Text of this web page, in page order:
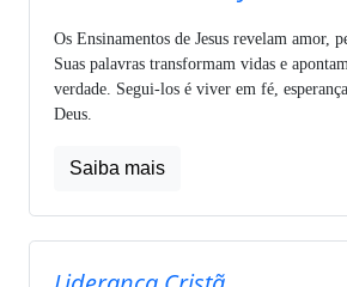
Os Ensinamentos de Jesus revelam amor,
Suas palavras transformam vidas e
verdade. Segui-los é viver em fé,
Deus.
Saiba mais